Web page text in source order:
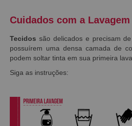
Cuidados com a
Tecidos são delicados e precisam
possuírem uma densa camada de
podem soltar tinta em sua primeira
Siga as instruções: